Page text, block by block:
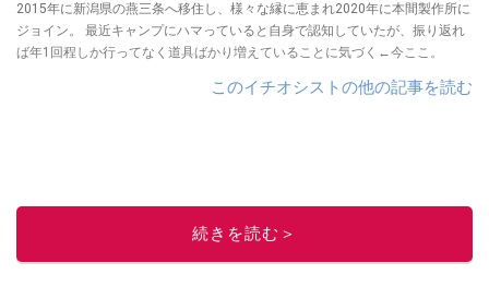
2015年に新潟県の燕三条へ移住し、様々な縁に恵まれ2020年に本間製作所に
ジョイン。 最近キャンプにハマっていると自身で認知していたが、振り返れ
ば年1回程しか行ってなく道具ばかり増えていることに気づく←今ここ。
このイチオシストの他の記事を読む
続きを読む＞